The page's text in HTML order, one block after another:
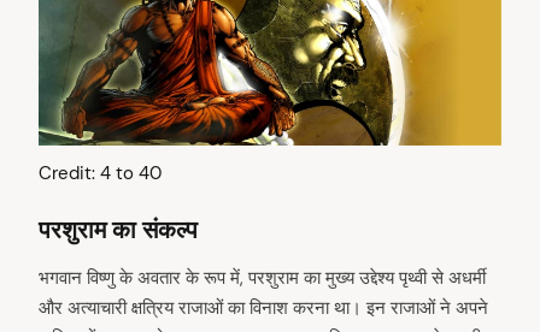
Credit: 4 to 40
परशुराम का संकल्प
भगवान विष्णु के अवतार के रूप में, परशुराम का मुख्य उद्देश्य पृथ्वी से अधर्मी
और अत्याचारी क्षत्रिय राजाओं का विनाश करना था। इन राजाओं ने अपने